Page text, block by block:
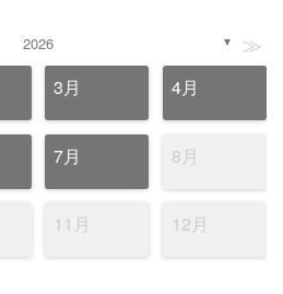
2026 ▼ ≫
3月 4月
7月 8月
11月 12月